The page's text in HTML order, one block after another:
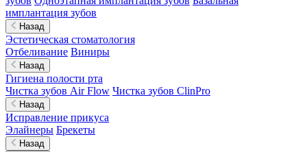
имплантация зубов
Назад
Эстетическая стоматология
Отбеливание Виниры
Назад
Гигиена полости рта
Чистка зубов Air Flow Чистка зубов ClinPro
Назад
Исправление прикуса
Элайнеры Брекеты
Назад